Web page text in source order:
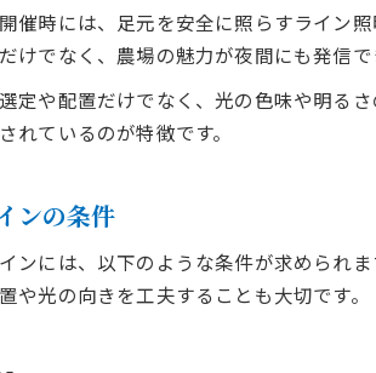
催時には、足元を安全に照らすライン
けでなく、農場の魅力が夜間にも発信で
定や配置だけでなく、光の色味や明る
れているのが特徴です。
ンの条件
ンには、以下のような条件が求められ
や光の向きを工夫することも大切です。